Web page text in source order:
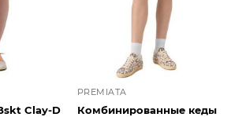
Clay-D
PREMIATA
Комбинированные кеды